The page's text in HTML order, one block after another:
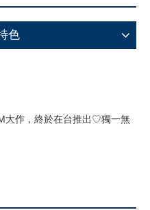
色
大作，終於在台推出♡獨一無